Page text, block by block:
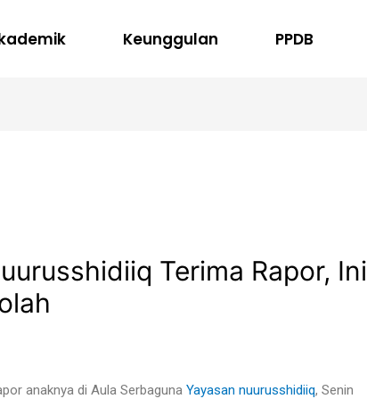
Keunggulan PPDB
Terima Rapor, Ini
anaknya di Aula SerbagunaYayasan nuurusshidiiq, Senin